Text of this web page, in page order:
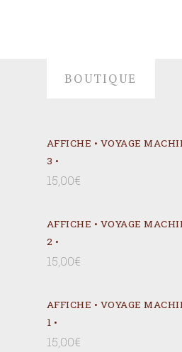
BOUTIQUE
AFFICHE • VOYAGE
3 •
15,00€
AFFICHE • VOYAGE
2 •
15,00€
AFFICHE • VOYAGE
1 •
15,00€